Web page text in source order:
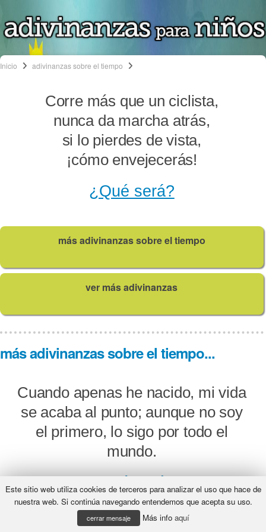
Inicio adivinanzas sobre el tiempo
Corre más que un ciclista,
nunca da marcha atrás,
si lo pierdes de vista,
¡cómo envejecerás!
¿Qué será?
más adivinanzas sobre el tiempo
ver más adivinanzas
más adivinanzas sobre el tiempo...
Cuando apenas he nacido, mi vida
se acaba al punto; aunque no soy
el primero, lo sigo por todo el
mundo.
¿Qué será?
Este sitio web utiliza cookies de terceros para analizar el uso que hace de
nuestra web. Si continúa navegando entendemos que acepta su uso.
cerrar mensaje Más info aquí